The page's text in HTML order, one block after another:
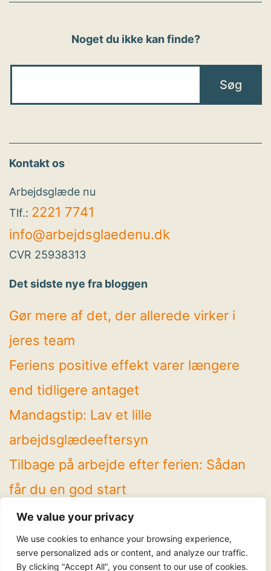
We value your privacy
We use cookies to enhance your browsing experience,
serve personalized ads or content, and analyze our traffic.
By clicking "Accept All", you consent to our use of cookies.
Noget du ikke kan finde?
Kontakt os
Arbejdsglæde nu
Tlf.: 2221 7741
info@arbejdsglaedenu.dk
CVR 25938313
Det sidste nye fra bloggen
Gør mere af det, der allerede virker i
jeres team
Feriens positive effekt varer længere
end tidligere antaget
Mandagstip: Lav et lille
arbejdsglædeeftersyn
Tilbage på arbejde efter ferien: Sådan
får du en god start
4 spændende temaer på Arbejdsglæde
Live! 2026